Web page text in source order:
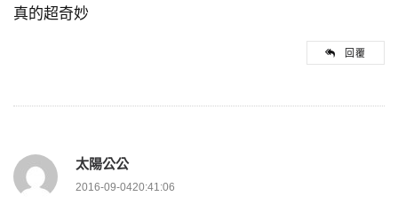
真的超奇妙
回覆
太陽公公
2016-09-0420:41:06